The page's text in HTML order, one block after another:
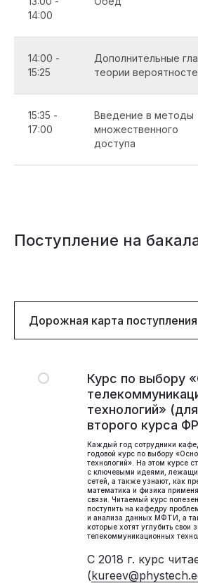
14:00
14:00 -
15:25
Дополнительные
теории
15:35 -
17:00
Введение в методы
множественного
доступа
Поступление на
Курс по выбору
технологий»
второго курса
Каждый год сотрудники
годовой курс по выбору
технологий». На этом курсе
с ключевыми идеями,
сетей, а также узнают, как
математика и физика
связи. Читаемый курс
поступить на кафедру
и анализа данных МФТИ, а
которые хотят углубить свои
телекоммуникационных
С 2018 г. курс
(